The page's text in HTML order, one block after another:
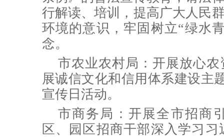
行解读、培训，提高广大人民
环境的意识，牢固树立“绿水
念。
市农业农村局：开展放心
展诚信文化和信用体系建设主
宣传日活动。
市商务局： 开展全市招商
区、园区招商干部深入学习